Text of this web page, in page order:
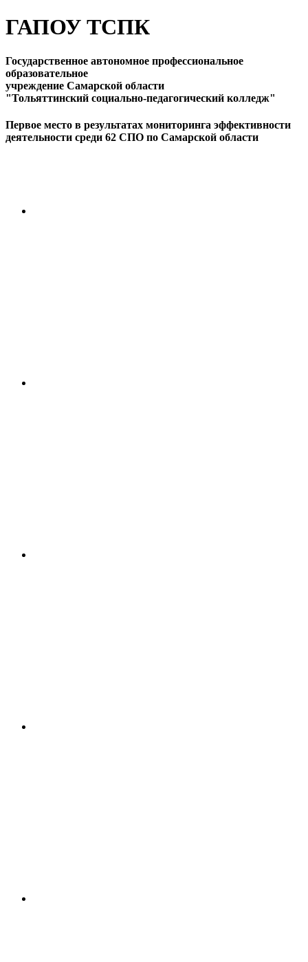
ГАПОУ ТСПК
Государственное автономное профессиональное
образовательное
учреждение Самарской области
"Тольяттинский социально-педагогический колледж"
Первое место в результатах мониторинга эффективности
деятельности среди 62 СПО по Самарской области